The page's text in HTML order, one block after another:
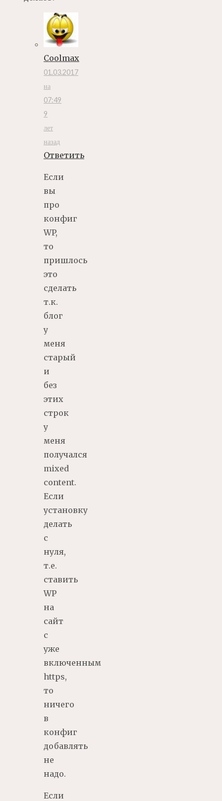
Coolmax
01.03.2017
на
07:49
9
лет
назад
Ответить
Если
вы
про
конфиг
WP,
то
пришлось
это
сделать
т.к.
блог
у
меня
старый
и
без
этих
строк
у
меня
получался
mixed
content.
Если
установку
делать
с
нуля,
т.е.
ставить
WP
на
сайт
с
уже
включенным
https,
то
ничего
в
конфиг
добавлять
не
надо.
Если